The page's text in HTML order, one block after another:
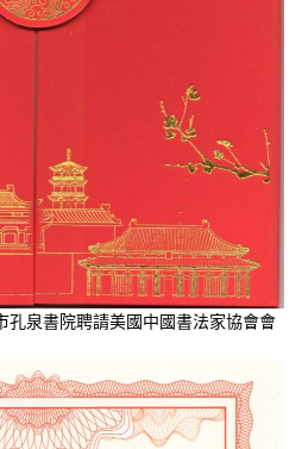
孔泉書院聘請美國中國書法家協會會